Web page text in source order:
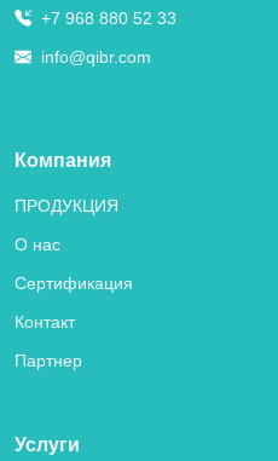
+7 968 880 52 33
info@qibr.com
Компания
ПРОДУКЦИЯ
О нас
Сертификация
Контакт
Партнер
Услуги